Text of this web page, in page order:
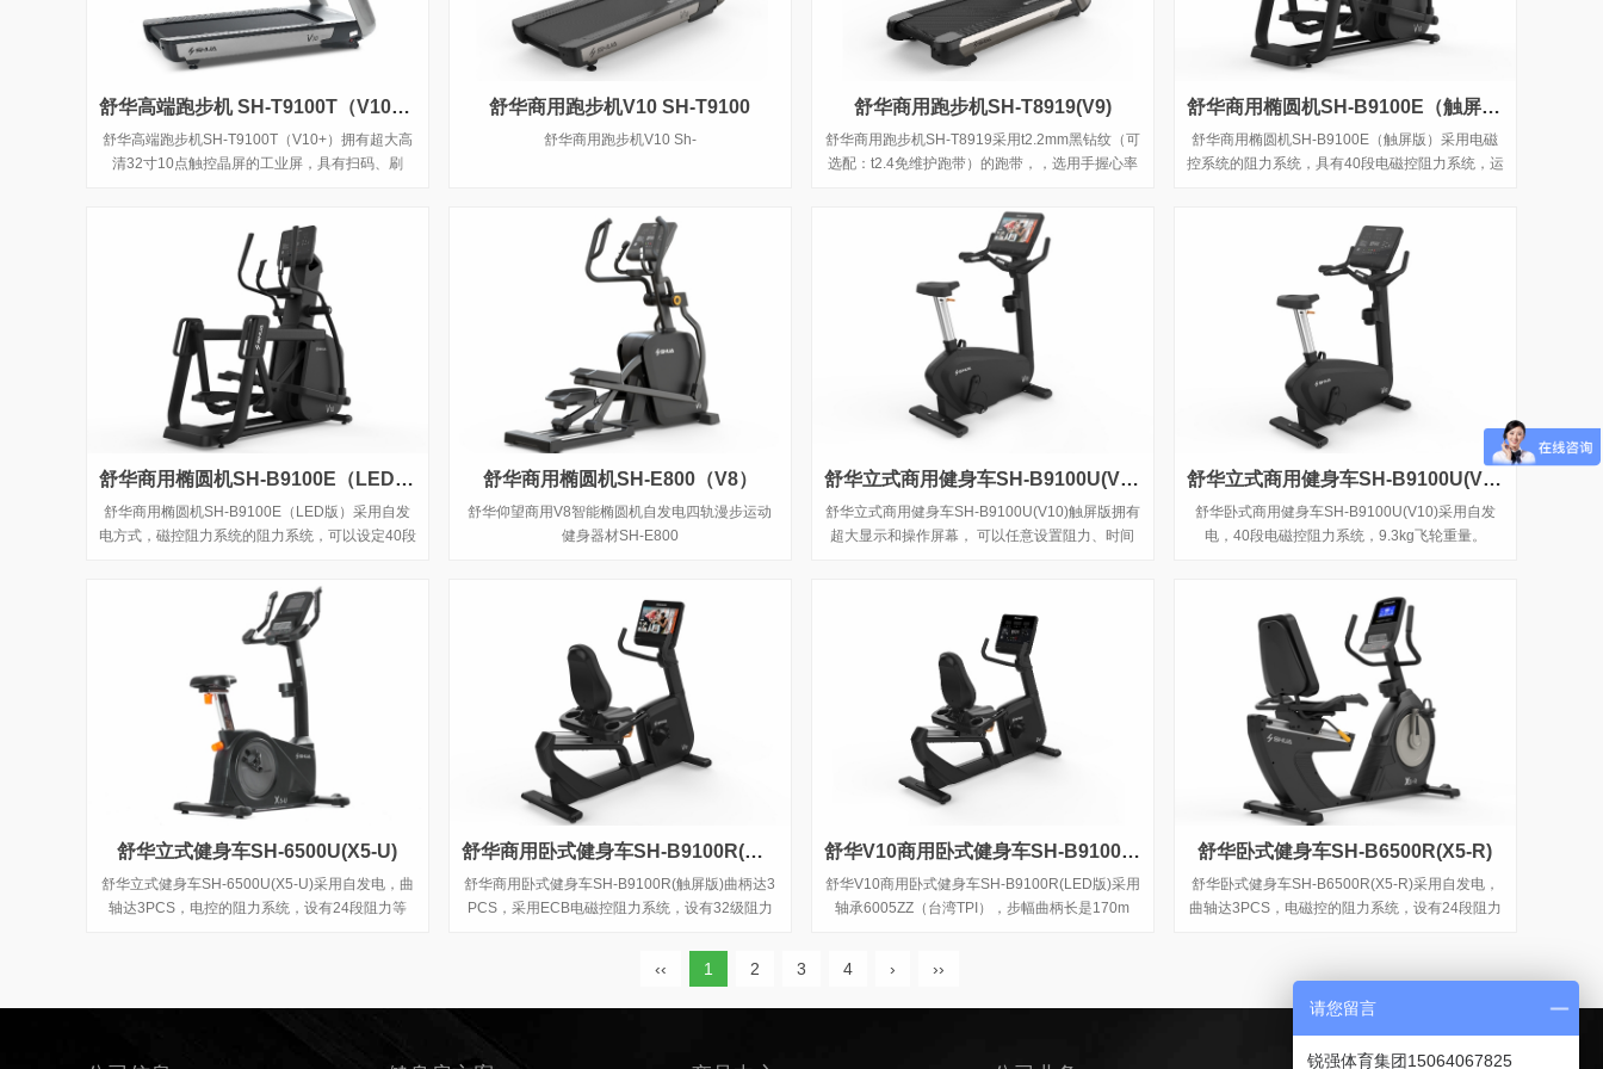
舒华高端跑步机 SH-T9100T（V10+）
舒华高端跑步机SH-T9100T（V10+）拥有超大高
清32寸10点触控晶屏的工业屏，具有扫码、刷
科学健身。
舒华商用跑步机V10 SH-T9100
舒华商用跑步机V10 Sh-
舒华商用跑步机SH-T8919(V9)
舒华商用跑步机SH-T8919采用t2.2mm黑钻纹（可
选配：t2.4免维护跑带）的跑带，，选用手握心率
接触式心率感应测量心跳等数据，跑步面积达580
×1570mm，可承受180kg的使用者使用。
舒华商用椭圆机SH-B9100E（触屏版）
舒华商用椭圆机SH-B9100E（触屏版）采用电磁
控系统的阻力系统，具有40段电磁控阻力系统，运
舒华商用椭圆机SH-B9100E（LED版）
舒华商用椭圆机SH-B9100E（LED版）采用自发
电方式，磁控阻力系统的阻力系统，可以设定40段
508mm，适用于大多数人，现在锐强体育旗舰店
都有这一款椭圆机，欢迎前来体验试机。
舒华商用椭圆机SH-E800（V8）
舒华仰望商用V8智能椭圆机自发电四轨漫步运动
健身器材SH-E800
舒华立式商用健身车SH-B9100U(V10)触屏版
舒华立式商用健身车SH-B9100U(V10)触屏版拥有
超大显示和操作屏幕， 可以任意设置阻力、时间
舒华立式商用健身车SH-B9100U(V10)LED版
舒华卧式商用健身车SH-B9100U(V10)采用自发
电，40段电磁控阻力系统，9.3kg飞轮重量。
舒华立式健身车SH-6500U(X5-U)
舒华立式健身车SH-6500U(X5-U)采用自发电，曲
轴达3PCS，电控的阻力系统，设有24段阻力等
舒华商用卧式健身车SH-B9100R(触屏版)
舒华商用卧式健身车SH-B9100R(触屏版)曲柄达3
PCS，采用ECB电磁控阻力系统，设有32级阻力
舒华V10商用卧式健身车SH-B9100R(LED版)
舒华V10商用卧式健身车SH-B9100R(LED版)采用
轴承6005ZZ（台湾TPI），步幅曲柄长是170m
m和水平调整50mm，张力旋钮采用电动调整，制
舒华卧式健身车SH-B6500R(X5-R)
舒华卧式健身车SH-B6500R(X5-R)采用自发电，
曲轴达3PCS，电磁控的阻力系统，设有24段阻力
‹‹ 1 2 3 4 › ››
请您留言
锐强体育集团15064067825